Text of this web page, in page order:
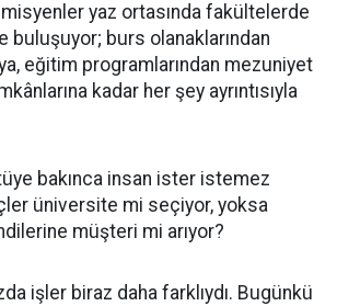
yaz ortasında fakültelerde
buluşuyor; burs olanaklarından
eğitim programlarından mezuniyet
kadar her şey ayrıntısıyla
bakınca insan ister istemez
üniversite mi seçiyor, yoksa
müşteri mi arıyor?
işler biraz daha farklıydı. Bugünkü